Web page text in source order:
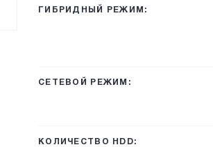
ГИБРИДНЫЙ РЕЖИМ:
СЕТЕВОЙ РЕЖИМ:
КОЛИЧЕСТВО HDD: